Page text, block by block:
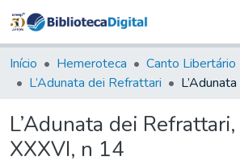
&
Coleções
Tudo na
Digital
Início Hemeroteca
L’Adunata dei Refrattari
L’Adunata dei
XXXVI, n 14